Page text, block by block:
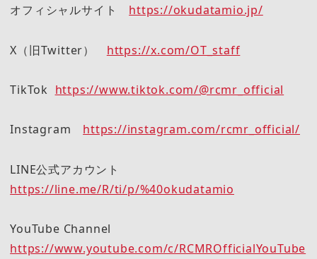
オフィシャルサイト https://okudatamio.jp/
X（旧Twitter） https://x.com/OT_staff
TikTok https://www.tiktok.com/@rcmr_official
Instagram https://instagram.com/rcmr_official/
LINE公式アカウント
https://line.me/R/ti/p/%40okudatamio
YouTube Channel
https://www.youtube.com/c/RCMROfficialYouTube